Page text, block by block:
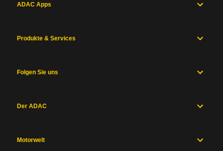
ADAC Apps
Produkte & Services
Folgen Sie uns
Der ADAC
Motorwelt